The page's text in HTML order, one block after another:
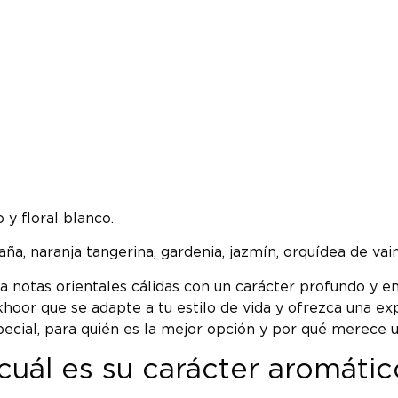
y floral blanco.
naranja tangerina, gardenia, jazmín, orquídea de
orientales cálidas con un carácter profundo y
que se adapte a tu estilo de vida y ofrezca una
para quién es la mejor opción y por qué merece
es su carácter